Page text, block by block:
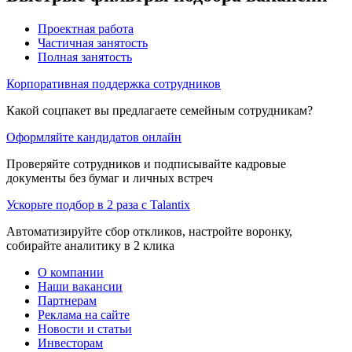
Проектная работа
Частичная занятость
Полная занятость
Корпоративная поддержка сотрудников
Какой соцпакет вы предлагаете семейным сотрудникам?
Оформляйте кандидатов онлайн
Проверяйте сотрудников и подписывайте кадровые
документы без бумаг и личных встреч
Ускорьте подбор в 2 раза с Talantix
Автоматизируйте сбор откликов, настройте воронку,
собирайте аналитику в 2 клика
О компании
Наши вакансии
Партнерам
Реклама на сайте
Новости и статьи
Инвесторам